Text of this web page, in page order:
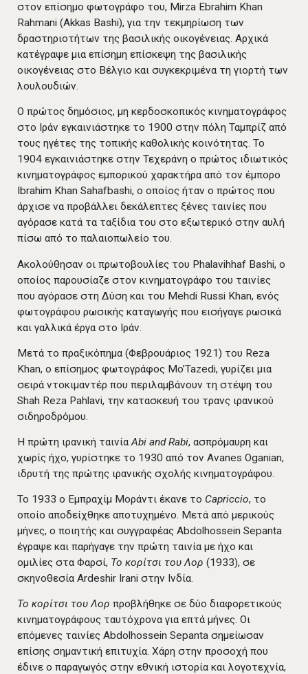
στον επίσημο φωτογράφο του, Mirza Ebrahim Khan
Rahmani (Akkas Bashi), για την τεκμηρίωση των
δραστηριοτήτων της βασιλικής οικογένειας. Αρχικά
κατέγραψε μια επίσημη επίσκεψη της βασιλικής
οικογένειας στο Βέλγιο και συγκεκριμένα τη γιορτή των
λουλουδιών.
Ο πρώτος δημόσιος, μη κερδοσκοπικός κινηματογράφος
στο Ιράν εγκαινιάστηκε το 1900 στην πόλη Ταμπρίζ από
τους ηγέτες της τοπικής καθολικής κοινότητας. Το
1904 εγκαινιάστηκε στην Τεχεράνη ο πρώτος ιδιωτικός
κινηματογράφος εμπορικού χαρακτήρα από τον έμπορο
Ibrahim Khan Sahafbashi, ο οποίος ήταν ο πρώτος που
άρχισε να προβάλλει δεκάλεπτες ξένες ταινίες που
αγόρασε κατά τα ταξίδια του στο εξωτερικό στην αυλή
πίσω από το παλαιοπωλείο του.
Ακολούθησαν οι πρωτοβουλίες του Phalavihhaf Bashi, ο
οποίος παρουσίαζε στον κινηματογράφο του ταινίες
που αγόρασε στη Δύση και του Mehdi Russi Khan, ενός
φωτογράφου ρωσικής καταγωγής που εισήγαγε ρωσικά
και γαλλικά έργα στο Ιράν.
Μετά το πραξικόπημα (Φεβρουάριος 1921) του Reza
Khan, ο επίσημος φωτογράφος Mo’Tazedi, γυρίζει μια
σειρά ντοκιμαντέρ που περιλαμβάνουν τη στέψη του
Shah Reza Pahlavi, την κατασκευή του τρανς ιρανικού
σιδηροδρόμου.
Η πρώτη ιρανική ταινίαAbi and Rabi, ασπρόμαυρη και
χωρίς ήχο, γυρίστηκε το 1930 από τον Avanes Oganian,
ιδρυτή της πρώτης ιρανικής σχολής κινηματογράφου.
Το 1933 ο Εμπραχίμ Μοράντι έκανε το Capriccio, το
οποίο αποδείχθηκε αποτυχημένο. Μετά από μερικούς
μήνες, ο ποιητής και συγγραφέας Abdolhossein Sepanta
έγραψε και παρήγαγε την πρώτη ταινία με ήχο και
ομιλίες στα Φαρσί, Το κορίτσι του Λορ (1933), σε
σκηνοθεσία Ardeshir Irani στην Ινδία.
Το κορίτσι του Λορ προβλήθηκε σε δύο διαφορετικούς
κινηματογράφους ταυτόχρονα για επτά μήνες. Οι
επόμενες ταινίες Abdolhossein Sepanta σημείωσαν
επίσης σημαντική επιτυχία. Χάρη στην προσοχή που
έδινε ο παραγωγός στην εθνική ιστορία και λογοτεχνία,